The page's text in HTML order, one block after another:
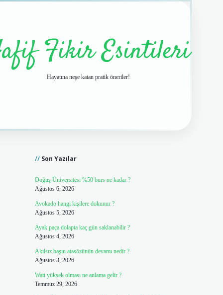
Fikir Esintileri
Hayatına neşe katan pratik öneriler!
Son Yazılar
Doğuş Üniversitesi %50 burs ne kadar ?
Ağustos 6, 2026
Avokado hangi kişilere dokunur ?
Ağustos 5, 2026
Ayak paça dolapta kaç gün saklanabilir ?
Ağustos 4, 2026
Akılsız başın atasözünün devamı nedir ?
Ağustos 3, 2026
Watt yüksek olması ne anlama gelir ?
Temmuz 29, 2026